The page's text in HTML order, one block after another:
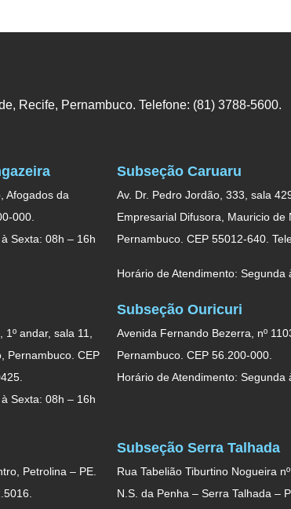
Recife, Pernambuco. Telefone: (81) 3788-5600.
Afogados da
000.
Sexta: 08h – 16h
Subseção Caruaru
Av. Dr. Pedro Jordão, 333, sala
Empresarial Difusora, Mauricio de
Pernambuco. CEP 55012-640.
Horário de Atendimento: Segunda
1º andar, sala 11,
Pernambuco. CEP
Sexta: 08h – 16h
Subseção Ouricuri
Avenida Fernando Bezerra, nº
Pernambuco. CEP 56.200-000.
Horário de Atendimento: Segunda
Petrolina – PE.
Subseção Serra Talhada
Rua Tabelião Tiburtino Nogueira
N.S. da Penha – Serra Talhada –